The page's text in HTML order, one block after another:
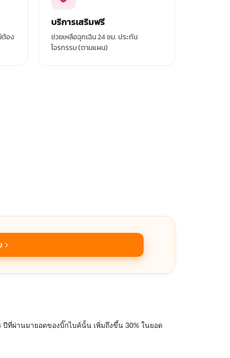
ต้อง
บริการเสริมฟรี
ช่วยเหลือฉุกเฉิน 24 ชม. ประกัน
โจรกรรม (ตามแผน)
ที่ผ่านมายอดของบิ๊กไบค์นั้น เพิ่มถึงขึ้น 30% ในยอด